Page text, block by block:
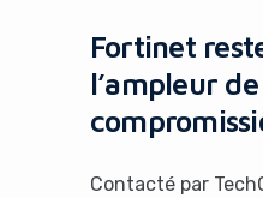
Fortinet
l’ampleur
Contacté par